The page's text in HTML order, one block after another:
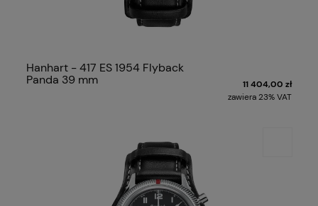
Hanhart - 417 ES 1954 Flyback
Panda 39 mm
11 404,00 zł
zawiera 23% VAT